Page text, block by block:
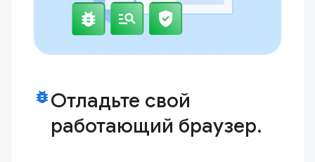
bug_report Отладьте свой
работающий браузер.